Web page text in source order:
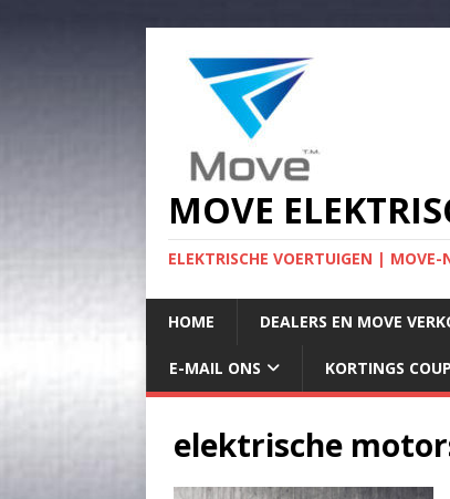
MOVE
ELEKTRISCHE VOERTUIGEN |
HOME DEALERS EN MOVE
E-MAIL ONS KORTINGS
elektrische